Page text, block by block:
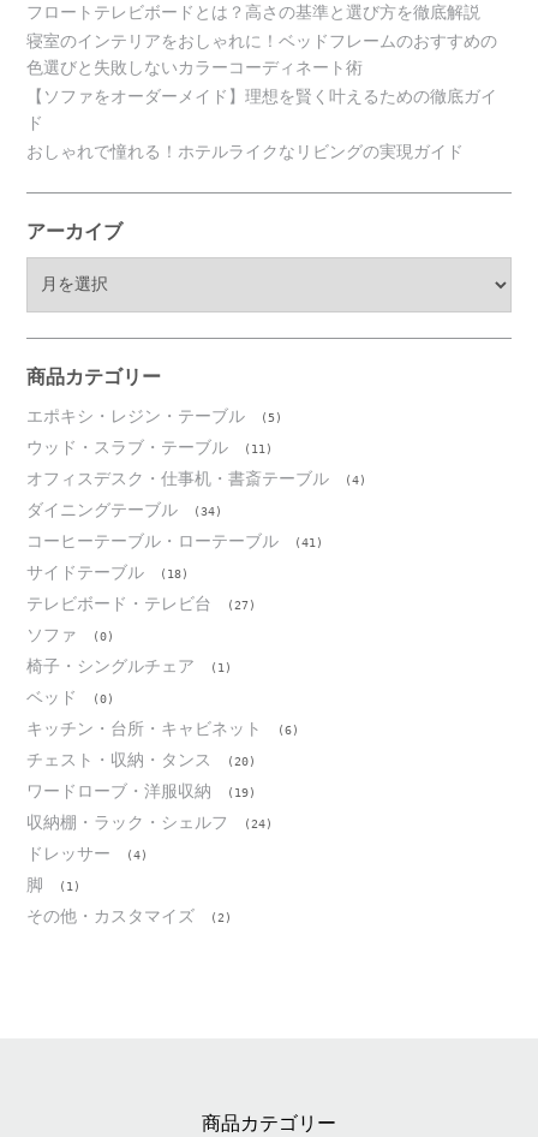
フロートテレビボードとは？高さの基準と選び方を徹底解説
寝室のインテリアをおしゃれに！ベッドフレームのおすすめの
色選びと失敗しないカラーコーディネート術
【ソファをオーダーメイド】理想を賢く叶えるための徹底ガイ
ド
おしゃれで憧れる！ホテルライクなリビングの実現ガイド
アーカイブ
ブ
商品カテゴリー
エポキシ・レジン・テーブル (5)
ウッド・スラブ・テーブル (11)
オフィスデスク・仕事机・書斎テーブル (4)
ダイニングテーブル (34)
コーヒーテーブル・ローテーブル (41)
サイドテーブル (18)
テレビボード・テレビ台 (27)
ソファ (0)
椅子・シングルチェア (1)
ベッド (0)
キッチン・台所・キャビネット (6)
チェスト・収納・タンス (20)
ワードローブ・洋服収納 (19)
収納棚・ラック・シェルフ (24)
ドレッサー (4)
脚 (1)
その他・カスタマイズ (2)
商品カテゴリー